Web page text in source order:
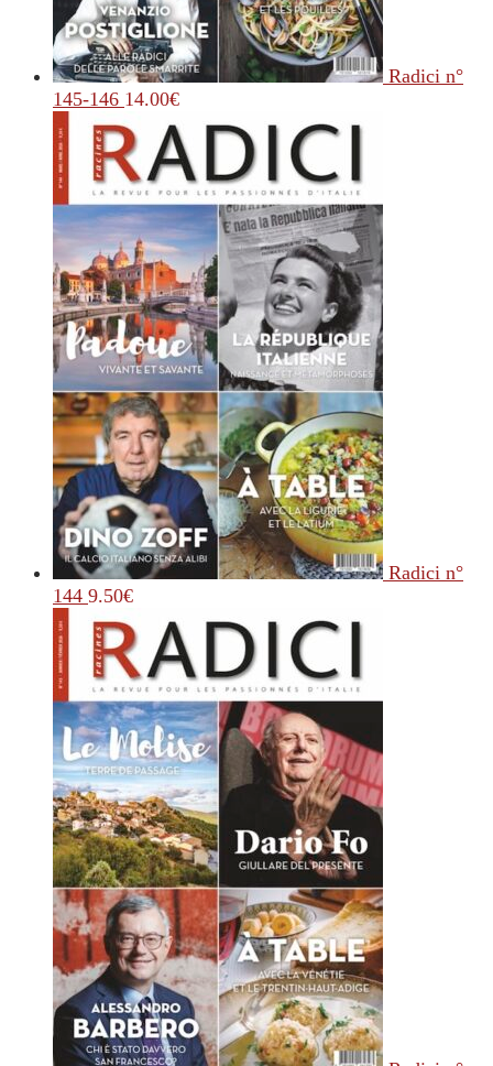
Radici n°
145-146 14.00€
Radici n°
144 9.50€